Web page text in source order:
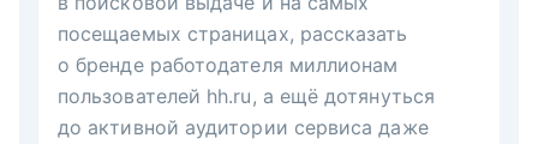
посещаемых страницах, рассказать
о бренде работодателя миллионам
пользователей hh.ru, а ещё дотянуться
до активной аудитории сервиса даже